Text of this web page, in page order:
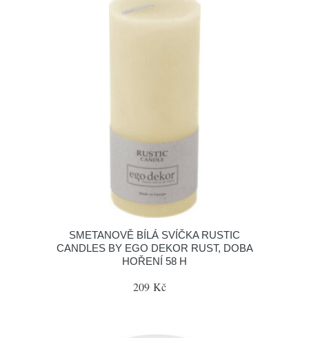
SMETANOVĚ BÍLÁ SVÍČKA RUSTIC
CANDLES BY EGO DEKOR RUST, DOBA
HOŘENÍ 58 H
209 Kč